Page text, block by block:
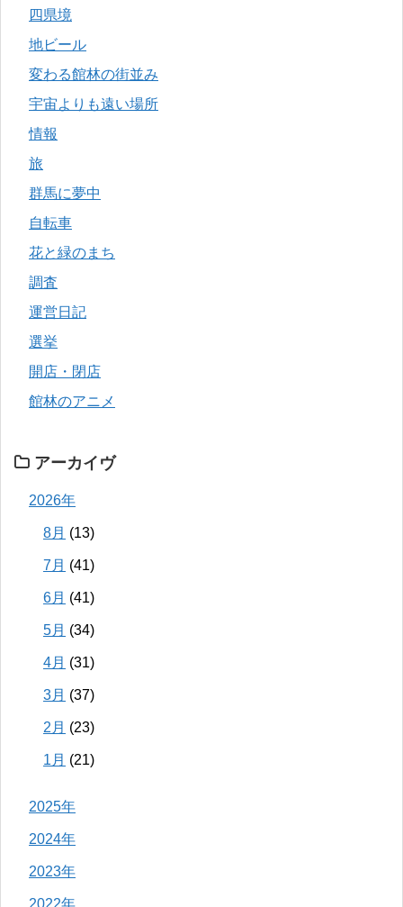
四県境
地ビール
変わる館林の街並み
宇宙よりも遠い場所
情報
旅
群馬に夢中
自転車
花と緑のまち
調査
運営日記
選挙
開店・閉店
館林のアニメ
アーカイヴ
2026年
8月 (13)
7月 (41)
6月 (41)
5月 (34)
4月 (31)
3月 (37)
2月 (23)
1月 (21)
2025年
2024年
2023年
2022年